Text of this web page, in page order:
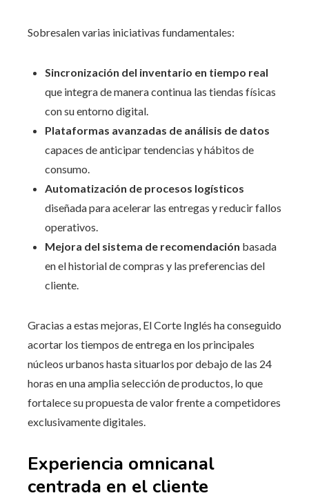
Sobresalen varias iniciativas fundamentales:
Sincronización del inventario en tiempo real
que integra de manera continua las tiendas físicas
con su entorno digital.
Plataformas avanzadas de análisis de datos
capaces de anticipar tendencias y hábitos de
consumo.
Automatización de procesos logísticos
diseñada para acelerar las entregas y reducir fallos
operativos.
Mejora del sistema de recomendación basada
en el historial de compras y las preferencias del
cliente.
Gracias a estas mejoras, El Corte Inglés ha conseguido
acortar los tiempos de entrega en los principales
núcleos urbanos hasta situarlos por debajo de las 24
horas en una amplia selección de productos, lo que
fortalece su propuesta de valor frente a competidores
exclusivamente digitales.
Experiencia omnicanal
centrada en el cliente